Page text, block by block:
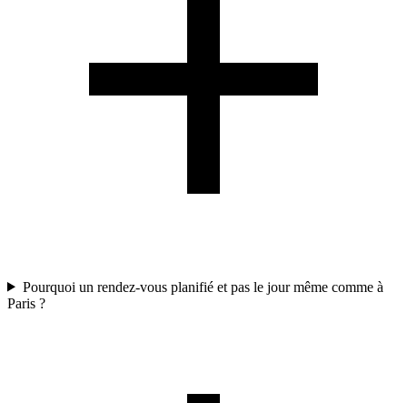
Pourquoi un rendez-vous planifié et pas le jour même comme à
Paris ?